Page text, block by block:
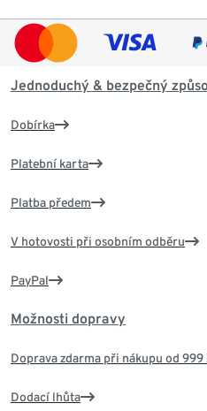
Jednoduchý & bezpečný
Dobírka
Platební karta
Platba předem
V hotovosti při osobním odběru
PayPal
Možnosti dopravy
Doprava zdarma při nákupu od 999
Dodací lhůta